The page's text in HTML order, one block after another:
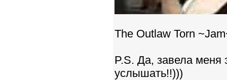
The Outlaw Torn
P.S. Да, завела меня
услышать!!)))